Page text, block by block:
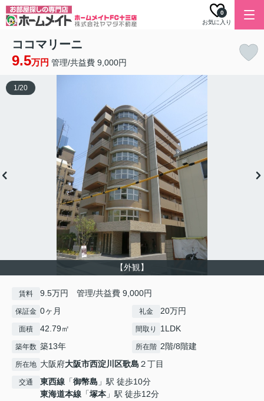
お気に入り
0
ココマリーニ
9.5万円 管理/共益費 9,000円
【外観】
1/20
賃料 9.5万円 管理/共益費 9,000円
保証金 0ヶ月 礼金 20万円
面積 42.79㎡ 間取り 1LDK
築年数 築13年 所在階 2階/8階建
所在地 大阪府大阪市西淀川区歌島 ２丁目
交通 東西線 「御幣島 」駅 徒歩10分
東海道本線 「塚本 」駅 徒歩12分